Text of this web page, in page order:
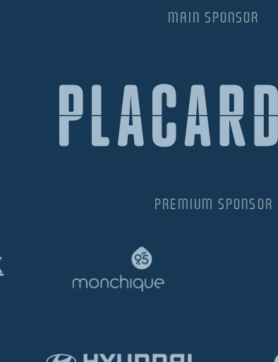
MAIN SPONSOR
PREMIUM SPONSOR